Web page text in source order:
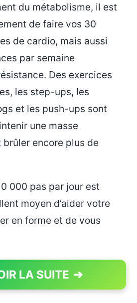
du métabolisme, il est
de faire vos 30
de cardio, mais aussi
par semaine
Des exercices
les step-ups, les
et les push-ups sont
une masse
encore plus de
000 pas par jour est
moyen d’aider votre
en forme et de vous
LA SUITE ➔
PAGE 1 OF 4